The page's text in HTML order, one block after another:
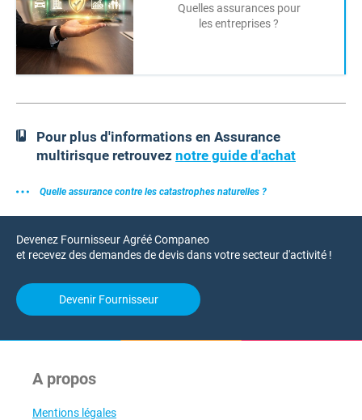
Quelles assurances pour
les entreprises ?
Pour plus d'informations en Assurance
multirisque retrouvez notre guide d'achat
Quelle assurance contre les catastrophes naturelles ?
Devenez Fournisseur Agréé Companeo
et recevez des demandes de devis dans votre secteur d'activité !
Devenir Fournisseur
A propos
Mentions légales